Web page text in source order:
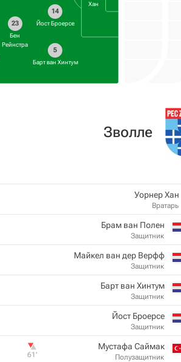
Хан
14
Йост Броерсе
5
Барт ван Хинтум
23
Бен
Рейнстра
Зволле
Уорнер Хан
Вратарь
Брам ван Полен
Защитник
Майкел ван дер Верфф
Защитник
Барт ван Хинтум
Защитник
Йост Броерсе
Защитник
Мустафа Саймак
Полузащитник
61‎’‎